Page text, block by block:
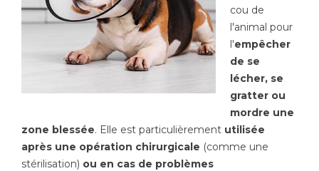
cou de
l'animal pour
l'empêcher
de se
lécher, se
gratter ou
mordre une
zone blessée. Elle est particulièrement utilisée
après une opération chirurgicale (comme une
stérilisation) ou en cas de problèmes